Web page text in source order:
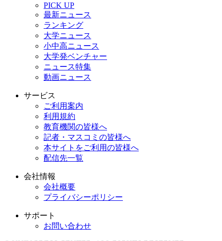
PICK UP
最新ニュース
ランキング
大学ニュース
小中高ニュース
大学発ベンチャー
ニュース特集
動画ニュース
サービス
ご利用案内
利用規約
教育機関の皆様へ
記者・マスコミの皆様へ
本サイトをご利用の皆様へ
配信先一覧
会社情報
会社概要
プライバシーポリシー
サポート
お問い合わせ